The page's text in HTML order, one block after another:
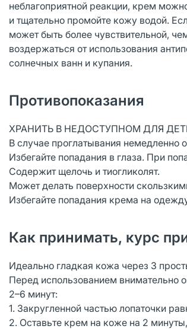
неблагоприятной реакции, крем
и тщательно промойте кожу водой.
может быть более чувствительной,
воздержаться от использования
солнечных ванн и купания.
Противопоказания
ХРАНИТЬ В НЕДОСТУПНОМ ДЛЯ
В случае проглатывания немедленно
Избегайте попадания в глаза. При
Содержит щелочь и тиогликолят.
Может делать поверхности
Избегайте попадания крема на
Как принимать, курс
Идеально гладкая кожа через 3
Перед использованием внимательно
2–6 минут:
1. Закругленной частью лопаточки
2. Оставьте крем на коже на 2